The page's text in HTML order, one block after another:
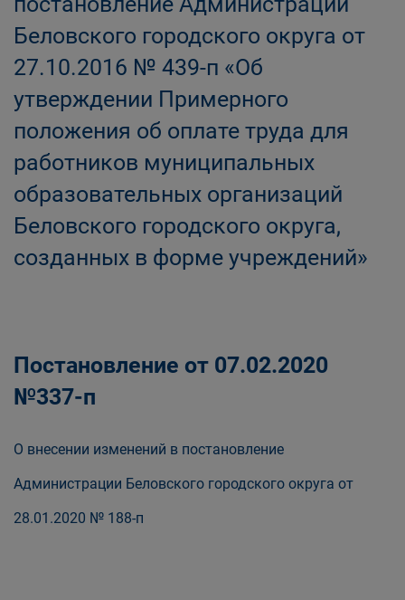
Беловского городского округа от
27.10.2016 № 439-п «Об
утверждении Примерного
положения об оплате труда для
работников муниципальных
образовательных организаций
Беловского городского округа,
созданных в форме учреждений»
Постановление от 07.02.2020
№337-п
О внесении изменений в постановление
Администрации Беловского городского округа от
28.01.2020 № 188-п